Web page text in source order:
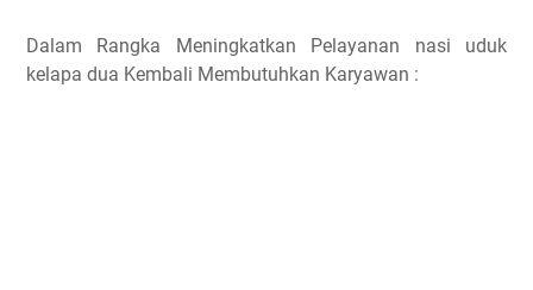
Dalam Rangka Meningkatkan Pelayanan nasi uduk
kelapa dua Kembali Membutuhkan Karyawan :